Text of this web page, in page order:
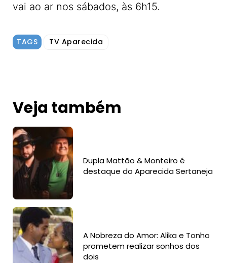
vai ao ar nos sábados, às 6h15.
TAGS TV Aparecida
Veja também
Dupla Mattão & Monteiro é
destaque do Aparecida Sertaneja
A Nobreza do Amor: Alika e Tonho
prometem realizar sonhos dos
dois